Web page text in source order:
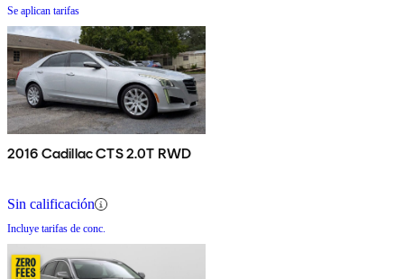
Se aplican tarifas
2016 Cadillac CTS 2.0T RWD
Sin calificación
Incluye tarifas de conc.